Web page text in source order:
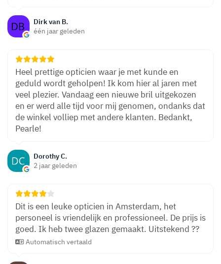
Dirk van B.
één jaar geleden
Dorothy C.
2 jaar geleden
Heel prettige opticien waar je met kunde en
geduld wordt geholpen! Ik kom hier al jaren met
veel plezier. Vandaag een nieuwe bril uitgekozen
en er werd alle tijd voor mij genomen, ondanks dat
de winkel volliep met andere klanten. Bedankt,
Pearle!
Dit is een leuke opticien in Amsterdam, het
personeel is vriendelijk en professioneel. De prijs is
goed. Ik heb twee glazen gemaakt. Uitstekend ??
Automatisch vertaald